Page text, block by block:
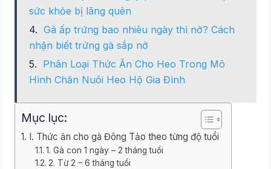
sức khỏe bị lãng quên
Gà ấp trứng bao nhiêu ngày thì nở? Cách
nhận biết trứng gà sắp nở
Phân Loại Thức Ăn Cho Heo Trong Mô
Hình Chăn Nuôi Heo Hộ Gia Đình
Mục lục:
I. Thức ăn cho gà Đông Tảo theo từng độ tuổi
1. Gà con 1 ngày – 2 tháng tuổi
2. Từ 2 – 6 tháng tuổi